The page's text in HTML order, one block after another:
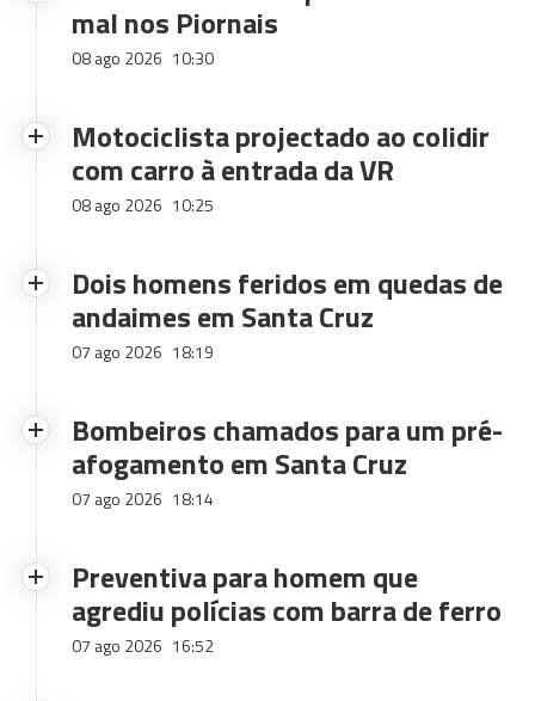
mal nos Piornais
08 ago 2026 10:30
Motociclista projectado ao colidir
com carro à entrada da VR
08 ago 2026 10:25
Dois homens feridos em quedas de
andaimes em Santa Cruz
07 ago 2026 18:19
Bombeiros chamados para um pré-
afogamento em Santa Cruz
07 ago 2026 18:14
Preventiva para homem que
agrediu polícias com barra de ferro
07 ago 2026 16:52